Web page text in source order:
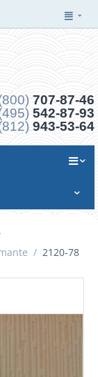
707-87-46
542-87-93
943-53-64
/ 2120-78